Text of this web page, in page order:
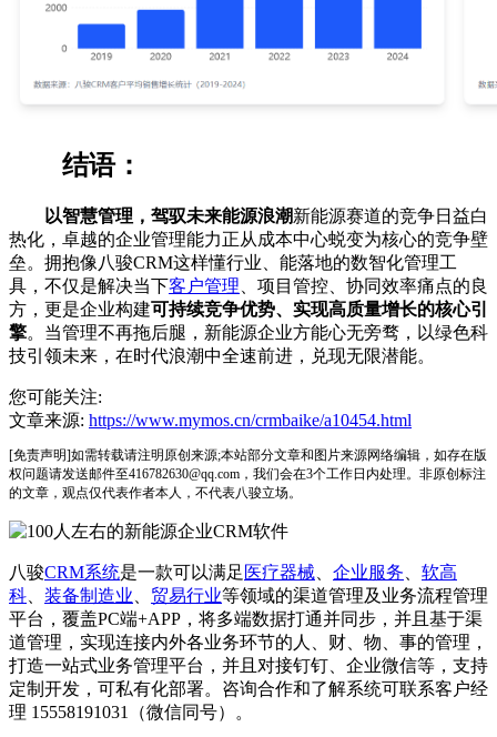
结语：
以智慧管理，驾驭未来能源浪潮新能源赛道的竞争日益白
热化，卓越的企业管理能力正从成本中心蜕变为核心的竞争壁
垒。拥抱像八骏CRM这样懂行业、能落地的数智化管理工
具，不仅是解决当下客户管理 、项目管控、协同效率痛点的良
方，更是企业构建可持续竞争优势、实现高质量增长的核心引
擎。当管理不再拖后腿，新能源企业方能心无旁骛，以绿色科
技引领未来，在时代浪潮中全速前进，兑现无限潜能。
您可能关注:
文章来源: https://www.mymos.cn/crmbaike/a10454.html
[免责声明]如需转载请注明原创来源;本站部分文章和图片来源网络编辑，如存在版
权问题请发送邮件至416782630@qq.com，我们会在3个工作日内处理。非原创标注
的文章，观点仅代表作者本人，不代表八骏立场。
八骏CRM系统是一款可以满足 医疗器械 企业服务
软高
科
装备制造业 贸易行业等领域的渠道管理及业务流程管理
平台，覆盖PC端+APP，将多端数据打通并同步，并且基于渠
道管理，实现连接内外各业务环节的人、财、物、事的管理，
打造一站式业务管理平台，并且对接钉钉、企业微信等，支持
定制开发，可私有化部署。咨询合作和了解系统可联系客户经
理 15558191031（微信同号）。